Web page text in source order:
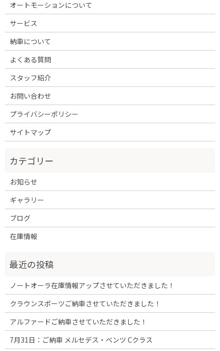
オートモーションについて
サービス
納車について
よくある質問
スタッフ紹介
お問い合わせ
プライバシーポリシー
サイトマップ
お知らせ
ギャラリー
ブログ
在庫情報
ノートオーラ在庫情報アップさせていただきました！
クラウンスポーツご納車させていただきました！
アルファードご納車させていただきました！
7月31日：ご納車 メルセデス・ベンツ Cクラス